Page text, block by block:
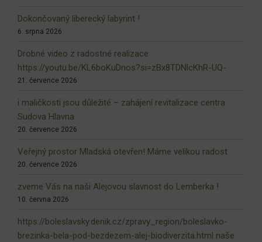
Dokončovaný liberecký labyrint !
6. srpna 2026
Drobné video z radostné realizace
https://youtu.be/KL6boKuDnos?si=zBx8TDNlcKhR-UQ-
21. července 2026
i maličkosti jsou důležité – zahájení revitalizace centra
Sudova Hlavna
20. července 2026
Veřejný prostor Mladská otevřen! Máme velikou radost
20. července 2026
zveme Vás na naši Alejovou slavnost do Lemberka !
10. června 2026
https://boleslavsky.denik.cz/zpravy_region/boleslavko-
brezinka-bela-pod-bezdezem-alej-biodiverzita.html naše